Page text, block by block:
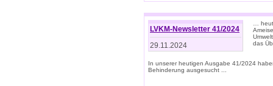
LVKM-Newsletter 41/2024
29.11.2024
…
das
In unserer heutigen Ausgabe 41/2024
Behinderung ausgesucht ...